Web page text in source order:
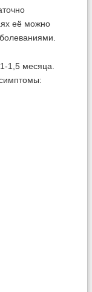
её можно
1,5 месяца.